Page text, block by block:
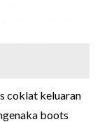
coklat keluaran
boots